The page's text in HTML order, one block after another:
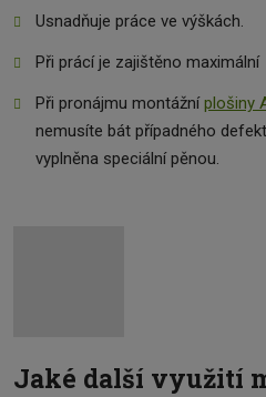
Usnadňuje práce ve výškách.
Při prácí je zajištěno maximální
Při pronájmu montážníplošiny
nemusíte bát případného
vyplněna speciální pěnou.
Jaké další využití